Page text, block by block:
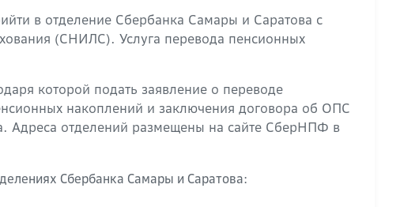
в отделение Сбербанка Самары и Саратова с
(СНИЛС). Услуга перевода пенсионных
которой подать заявление о переводе
накоплений и заключения договора об ОПС
Адреса отделений размещены на сайте СберНПФ в
Сбербанка Самары и Саратова: